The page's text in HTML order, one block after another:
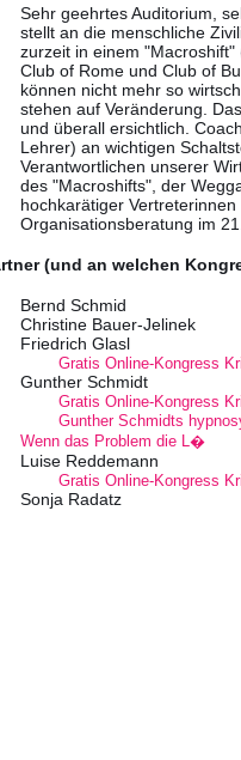
Sehr geehrtes Auditorium,
stellt an die menschliche
zurzeit in einem
Club of Rome und Club of
können nicht mehr so
stehen auf Veränderung.
und überall ersichtlich.
Lehrer) an wichtigen
Verantwortlichen unserer
des "Macroshifts", der
hochkarätiger
Organisationsberatung im
(und an welchen
Bernd Schmid
Christine Bauer-Jelinek
Friedrich Glasl
Gratis Online-Kongress
Gunther Schmidt
Gratis Online-Kongress
Gunther Schmidts
Wenn das Problem die L�
Luise Reddemann
Gratis Online-Kongress
Sonja Radatz